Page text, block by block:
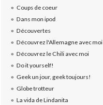
Coups de coeur
Dans mon ipod
Découvertes
Découvrez l'Allemagne avec moi
Découvrez le Chili avec moi
Do it yourself!
Geek un jour, geek toujours!
Globe trotteur
La vida de Lindanita